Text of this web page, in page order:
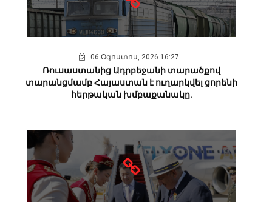
06 Օգոստոս, 2026 16:27
Ռուսաստանից Ադրբեջանի տարածքով
տարանցմամբ Հայաստան է ուղարկվել ցորենի
հերթական խմբաքանակը.